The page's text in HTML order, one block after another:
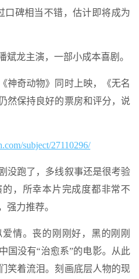
口碑相当不错，估计即将成为
斌龙主演，一部小成本喜剧。
神奇动物》同时上映，《无名
然保持良好的票房和评分，说
subject/27110296/
没跑了，多线叙事还是很考验
，所幸本片完成度都非常不
强力推荐。
情。丧的刚刚好，黑的刚刚
国没有“治愈系”的电影。从此
笑着流泪。刻画底层人物的现